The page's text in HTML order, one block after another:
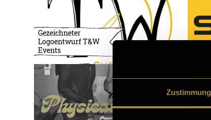
Zustimmung
Gezeichneter
Logoentwurf T&W
Events